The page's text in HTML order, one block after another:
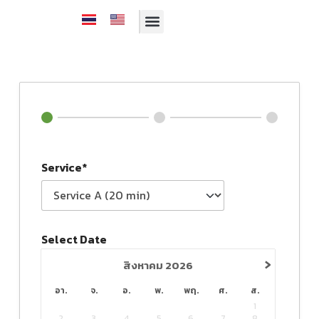
Service*
Select Date
›
สิงหาคม 2026
อา. จ. อ. พ. พฤ. ศ.
ส.
1